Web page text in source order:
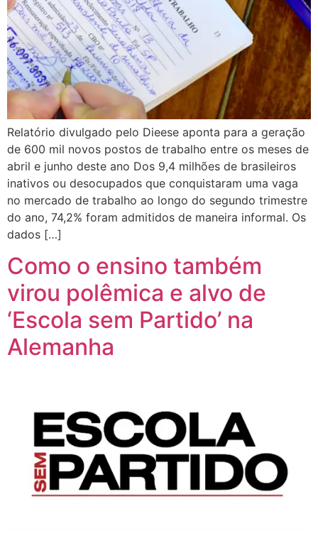
Relatório divulgado pelo Dieese aponta para a geração
de 600 mil novos postos de trabalho entre os meses de
abril e junho deste ano Dos 9,4 milhões de brasileiros
inativos ou desocupados que conquistaram uma vaga
no mercado de trabalho ao longo do segundo trimestre
do ano, 74,2% foram admitidos de maneira informal. Os
dados […]
Como o ensino também
virou polêmica e alvo de
‘Escola sem Partido’ na
Alemanha